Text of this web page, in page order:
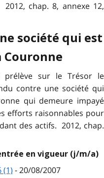
chap. 8, annexe 12,
société qui est
Couronne
prélève sur le Trésor le
contre une société qui
qui demeure impayé
efforts raisonnables pour
des actifs. 2012, chap.
en vigueur (j/m/a)
(1) - 20/08/2007